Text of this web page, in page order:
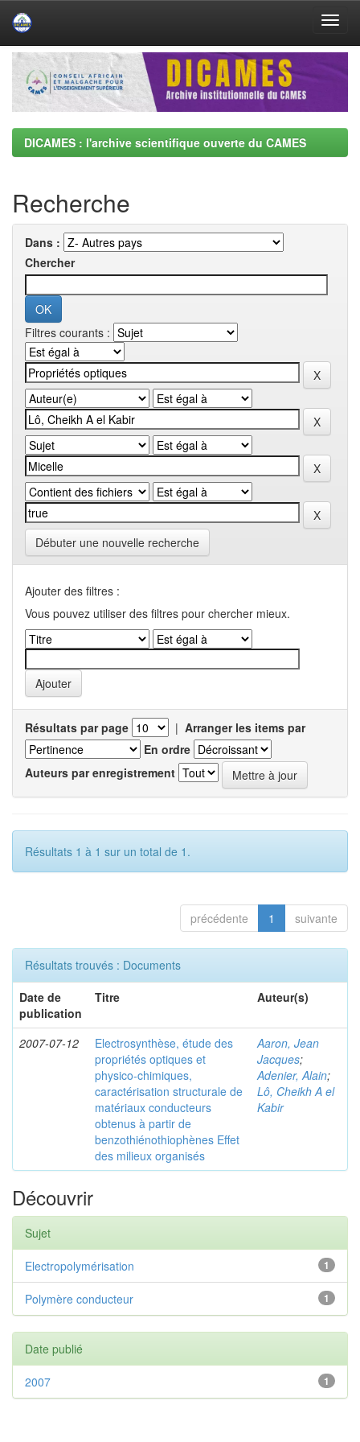
Skip
navigation
DICAMES : l'archive scientifique ouverte du CAMES
Recherche
Dans :
Chercher
Filtres courants :
Débuter une nouvelle recherche
Ajouter des filtres :
Vous pouvez utiliser des filtres pour chercher mieux.
Résultats par page | Arranger les items par
En ordre
Auteurs par enregistrement
Résultats 1 à 1 sur un total de 1.
précédente 1 suivante
Résultats trouvés : Documents
Date de
publication
Titre Auteur(s)
2007-07-12
Electrosynthèse, étude des
propriétés optiques et
physico-chimiques,
caractérisation structurale de
matériaux conducteurs
obtenus à partir de
benzothiénothiophènes Effet
des milieux organisés
Aaron, Jean
Jacques;
Adenier, Alain;
Lô, Cheikh A el
Kabir
Découvrir
Sujet
1
Electropolymérisation
1
Polymère conducteur
Date publié
1
2007